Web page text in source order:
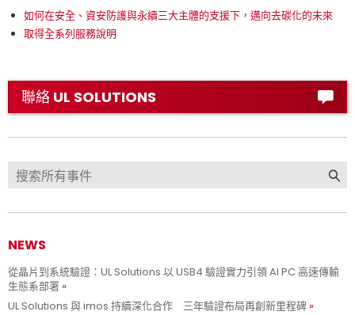
如何在安全、資安防護與永續三大主體的支援下，邁向去碳化的未來
取得全系列服務說明
聯絡 UL SOLUTIONS
NEWS
從晶片到系統驗證：UL Solutions 以 USB4 驗證實力引領 AI PC 高速傳輸
生態系部署
UL Solutions 與 imos 持續深化合作 三年驗證布局再創新里程碑